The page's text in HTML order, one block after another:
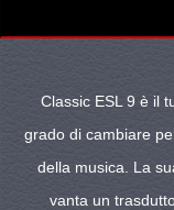
Classic ESL 9 è il
grado di cambiare
della musica. La
vanta un